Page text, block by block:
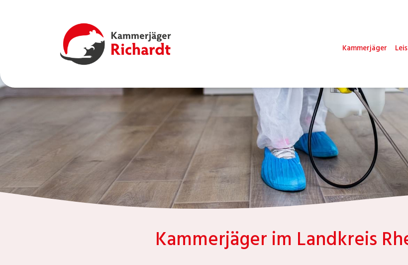
Kammerjäger
Kammerjäger im Landkreis